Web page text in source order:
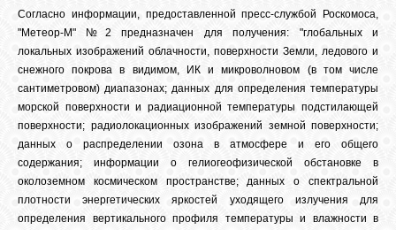
Согласно информации, предоставленной пресс-службой Роскомоса,
"Метеор-М" №2 предназначен для получения: "глобальных и
локальных изображений облачности, поверхности Земли, ледового и
снежного покрова в видимом, ИК и микроволновом (в том числе
сантиметровом) диапазонах; данных для определения температуры
морской поверхности и радиационной температуры подстилающей
поверхности; радиолокационных изображений земной поверхности;
данных о распределении озона в атмосфере и его общего
содержания; информации о гелиогеофизической обстановке в
околоземном космическом пространстве; данных о спектральной
плотности энергетических яркостей уходящего излучения для
определения вертикального профиля температуры и влажности в